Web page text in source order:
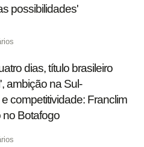
possibilidades'
dias, título brasileiro
ambição na Sul-
competitividade: Franclim
no Botafogo